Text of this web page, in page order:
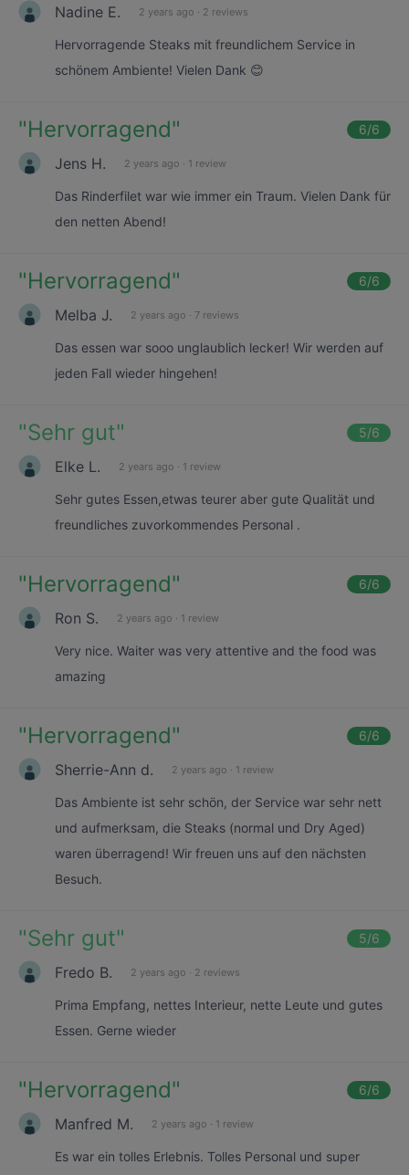
Nadine E. 2 years ago · 2 reviews
Hervorragende Steaks mit freundlichem Service in
schönem Ambiente! Vielen Dank 😊
"Hervorragend" 6/6
Jens H. 2 years ago · 1 review
Das Rinderfilet war wie immer ein Traum. Vielen Dank für
den netten Abend!
"Hervorragend" 6/6
Melba J. 2 years ago · 7 reviews
Das essen war sooo unglaublich lecker! Wir werden auf
jeden Fall wieder hingehen!
"Sehr gut" 5/6
Elke L. 2 years ago · 1 review
Sehr gutes Essen,etwas teurer aber gute Qualität und
freundliches zuvorkommendes Personal .
"Hervorragend" 6/6
Ron S. 2 years ago · 1 review
Very nice. Waiter was very attentive and the food was
amazing
"Hervorragend" 6/6
Sherrie-Ann d. 2 years ago · 1 review
Das Ambiente ist sehr schön, der Service war sehr nett
und aufmerksam, die Steaks (normal und Dry Aged)
waren überragend! Wir freuen uns auf den nächsten
Besuch.
"Sehr gut" 5/6
Fredo B. 2 years ago · 2 reviews
Prima Empfang, nettes Interieur, nette Leute und gutes
Essen. Gerne wieder
"Hervorragend" 6/6
Manfred M. 2 years ago · 1 review
Es war ein tolles Erlebnis. Tolles Personal und super